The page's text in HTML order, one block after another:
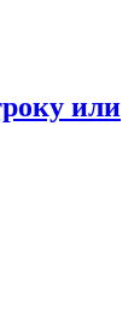
или